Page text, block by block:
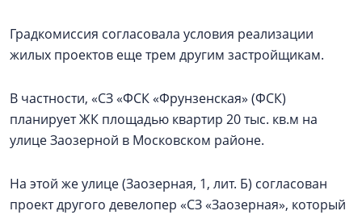
Градкомиссия согласовала условия реализации
жилых проектов еще трем другим застройщикам.
В частности, «СЗ «ФСК «Фрунзенская» (ФСК)
планирует ЖК площадью квартир 20 тыс. кв.м на
улице Заозерной в Московском районе.
На этой же улице (Заозерная, 1, лит. Б) согласован
проект другого девелопер «СЗ «Заозерная», который